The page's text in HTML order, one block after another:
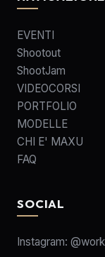
EVENTI
Shootout
ShootJam
VIDEOCORSI
PORTFOLIO
MODELLE
CHI E' MAXU
FAQ
SOCIAL
Instagram: